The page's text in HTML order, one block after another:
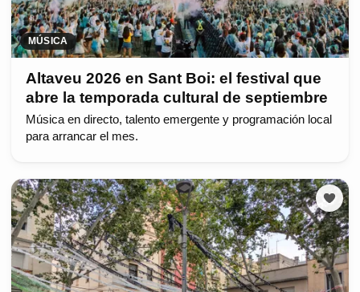
MÚSICA
Altaveu 2026 en Sant Boi: el festival que
abre la temporada cultural de septiembre
Música en directo, talento emergente y programación local
para arrancar el mes.